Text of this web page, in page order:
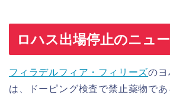
ロハス出場停止のニュ
フィラデルフィア・フィリーズのヨ
は、ドーピング検査で禁止薬物で